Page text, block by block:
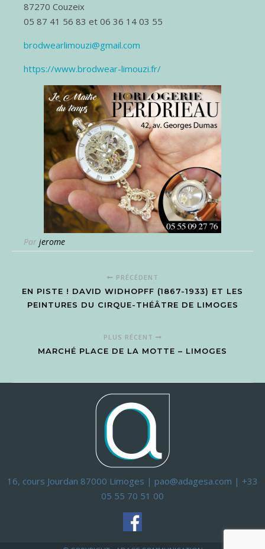
87270 Couzeix
05 87 41 56 83 et 06 36 14 03 55
brodwearlimouzi@gmail.com
https://www.brodwear-limouzi.fr/
Par jerome
PRÉCÉDENT
EN PISTE ! DAVID WIDHOPFF (1867-1933) ET LES
PEINTURES DU CIRQUE-THÉÂTRE DE LIMOGES
PLUS RÉCENT
MARCHÉ PLACE DE LA MOTTE – LIMOGES
16, cours Jourdan 87000 Limoges | pao@adagesa.com | +33
05 55 70 51 00